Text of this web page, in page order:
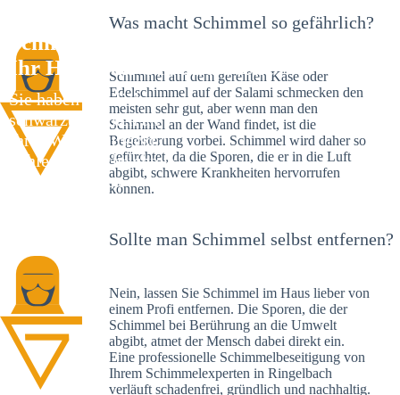
Schimmelexperte in Ringelbach –
Ihr Helfer an Ort und Stelle
Sie haben kürzlich
schwarze Flecken an
Ihrer Wand entdeckt?
Schlechte Nachrichten:
Sie haben einen
Was macht Schimmel so gefährlich?
Schimmel auf dem gereiften Käse oder
Edelschimmel auf der Salami schmecken den
meisten sehr gut, aber wenn man den
Schimmel an der Wand findet, ist die
Begeisterung vorbei. Schimmel wird daher so
gefürchtet, da die Sporen, die er in die Luft
abgibt, schwere Krankheiten hervorrufen
können.
Sollte man Schimmel selbst entfernen?
Nein, lassen Sie Schimmel im Haus lieber von
einem Profi entfernen. Die Sporen, die der
Schimmel bei Berührung an die Umwelt
abgibt, atmet der Mensch dabei direkt ein.
Eine professionelle Schimmelbeseitigung von
Ihrem Schimmelexperten in Ringelbach
verläuft schadenfrei, gründlich und nachhaltig.